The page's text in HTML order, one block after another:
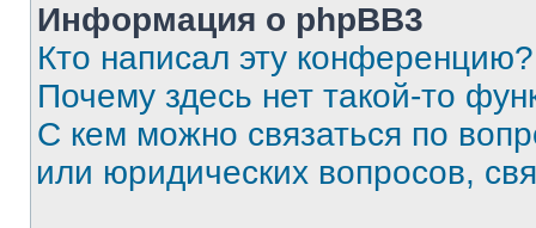
Информация о phpBB3
Кто написал эту конференцию?
Почему здесь нет такой-то
С кем можно связаться по
или юридических вопросов,